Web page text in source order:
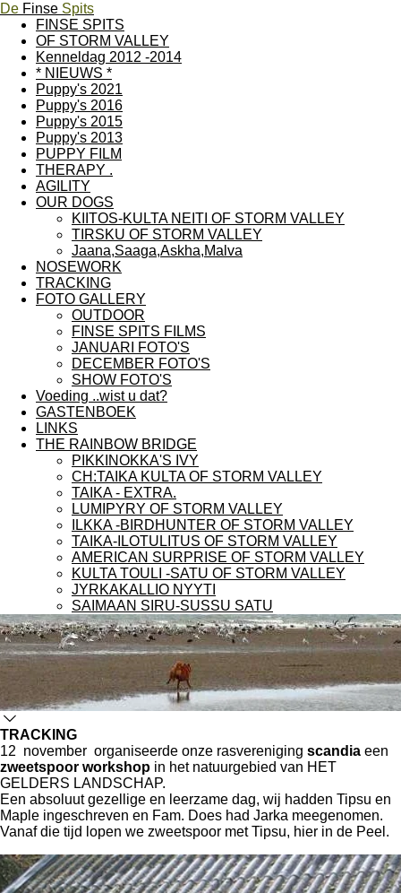
De Finse Spits
FINSE SPITS
OF STORM VALLEY
Kenneldag 2012 -2014
* NIEUWS *
Puppy's 2021
Puppy's 2016
Puppy's 2015
Puppy's 2013
PUPPY FILM
THERAPY .
AGILITY
OUR DOGS
KIITOS-KULTA NEITI OF STORM VALLEY
TIRSKU OF STORM VALLEY
Jaana,Saaga,Askha,Malva
NOSEWORK
TRACKING
FOTO GALLERY
OUTDOOR
FINSE SPITS FILMS
JANUARI FOTO'S
DECEMBER FOTO'S
SHOW FOTO'S
Voeding ..wist u dat?
GASTENBOEK
LINKS
THE RAINBOW BRIDGE
PIKKINOKKA'S IVY
CH:TAIKA KULTA OF STORM VALLEY
TAIKA - EXTRA.
LUMIPYRY OF STORM VALLEY
ILKKA -BIRDHUNTER OF STORM VALLEY
TAIKA-ILOTULITUS OF STORM VALLEY
AMERICAN SURPRISE OF STORM VALLEY
KULTA TOULI -SATU OF STORM VALLEY
JYRKAKALLIO NYYTI
SAIMAAN SIRU-SUSSU SATU
TRACKING
12 november organiseerde onze rasvereniging scandia een
zweetspoor workshop in het natuurgebied van HET
GELDERS LANDSCHAP.
Een absoluut gezellige en leerzame dag, wij hadden Tipsu en
Maple ingeschreven en Fam. Does had Jarka meegenomen.
Vanaf die tijd lopen we zweetspoor met Tipsu, hier in de Peel.